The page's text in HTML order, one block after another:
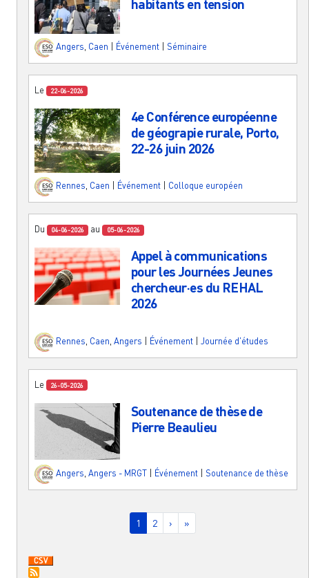
habitants en tension
Angers Caen Événement Séminaire
Le 22-06-2026
4e Conférence européenne
de géograpie rurale, Porto,
22-26 juin 2026
Rennes, Caen Événement Colloque européen
Du 04-06-2026 au 05-06-2026
Appel à communications
pour les Journées Jeunes
chercheur·es du REHAL
2026
Rennes Caen Angers Événement Journée d'études
Le 26-05-2026
Soutenance de thèse de
Pierre Beaulieu
Angers Angers - MRGT Événement Soutenance de thèse
Page courante
1 Page
2 Page suivante
› Dernière page
»